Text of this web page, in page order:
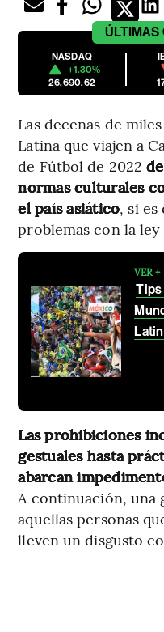
ÚLTIMAS
NASDAQ
+1.30%
26,690.62
Las decenas de
Latina que viajen a
de Fútbol de 2022
normas culturales
el país asiático, si
problemas con la
VER +
Tips
Las prohibiciones
gestuales hasta
abarcan
A continuación, una
aquellas personas
lleven un disgusto